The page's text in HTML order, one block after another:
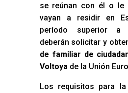
se reúnan con él o le
vayan a residir en
período superior a
deberán solicitar y
de familiar de
Voltoya de la Unión
Los requisitos para